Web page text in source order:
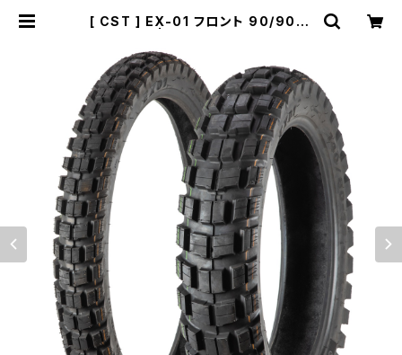
[ CST ] EX-01 フロント 90/90-2
00X RALLY 純正タイヤ | BIVOUA
C所沢｜通販サイト